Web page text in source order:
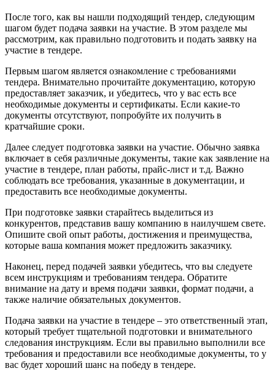
После того, как вы нашли подходящий тендер, следующим
шагом будет подача заявки на участие. В этом разделе мы
рассмотрим, как правильно подготовить и подать заявку на
участие в тендере.
Первым шагом является ознакомление с требованиями
тендера. Внимательно прочитайте документацию, которую
предоставляет заказчик, и убедитесь, что у вас есть все
необходимые документы и сертификаты. Если какие-то
документы отсутствуют, попробуйте их получить в
кратчайшие сроки.
Далее следует подготовка заявки на участие. Обычно заявка
включает в себя различные документы, такие как заявление на
участие в тендере, план работы, прайс-лист и т.д. Важно
соблюдать все требования, указанные в документации, и
предоставить все необходимые документы.
При подготовке заявки старайтесь выделиться из
конкурентов, представив вашу компанию в наилучшем свете.
Опишите свой опыт работы, достижения и преимущества,
которые ваша компания может предложить заказчику.
Наконец, перед подачей заявки убедитесь, что вы следуете
всем инструкциям и требованиям тендера. Обратите
внимание на дату и время подачи заявки, формат подачи, а
также наличие обязательных документов.
Подача заявки на участие в тендере – это ответственный этап,
который требует тщательной подготовки и внимательного
следования инструкциям. Если вы правильно выполнили все
требования и предоставили все необходимые документы, то у
вас будет хороший шанс на победу в тендере.